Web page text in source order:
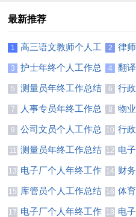
最新推荐
1
高三语文教师个人工
作总结13篇
2 律
3
护士年终个人工作总
结【热门】
4 翻
5
测量员年终工作总结
(汇编15篇)
6
行
用15篇
7
人事专员年终工作总
结【精】
8
物
结10篇
9
公司文员个人工作总
结通用15篇
10 行
总结15
11
测量员年终工作总结
精选15篇
12 电
总结
13 电子厂个人年终工作
总结11篇
14 财
作总结
15
库管员个人工作总结
(精选8篇)
16 体
合15篇
17 电子厂个人年终工作 18 电